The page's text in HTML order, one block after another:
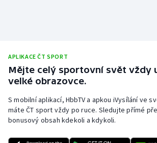
Veslování
Vodní slalom
Volejbal
Ostatní
APLIKACE ČT SPORT
Mějte celý sportovní svět vždy
velké obrazovce.
S mobilní aplikací, HbbTV a apkou iVysílání ve
máte ČT sport vždy po ruce. Sledujte přímé
bonusový obsah kdekoli a kdykoli.